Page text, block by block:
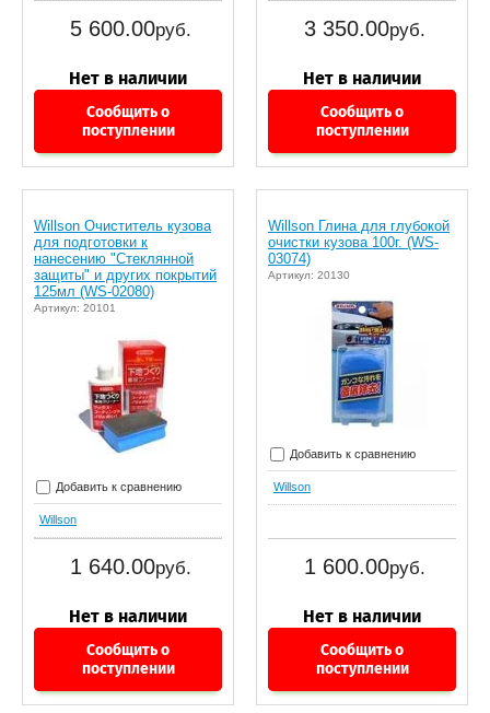
5 600.00руб.
Сообщить о
поступлении
3 350.00руб.
Сообщить о
поступлении
Willson Очиститель кузова
для подготовки к
нанесению "Стеклянной
защиты" и других покрытий
125мл (WS-02080)
Артикул: 20101
Добавить к сравнению
Willson
1 640.00руб.
Сообщить о
поступлении
Willson Глина для глубокой
очистки кузова 100г. (WS-
03074)
Артикул: 20130
Добавить к сравнению
Willson
1 600.00руб.
Сообщить о
поступлении